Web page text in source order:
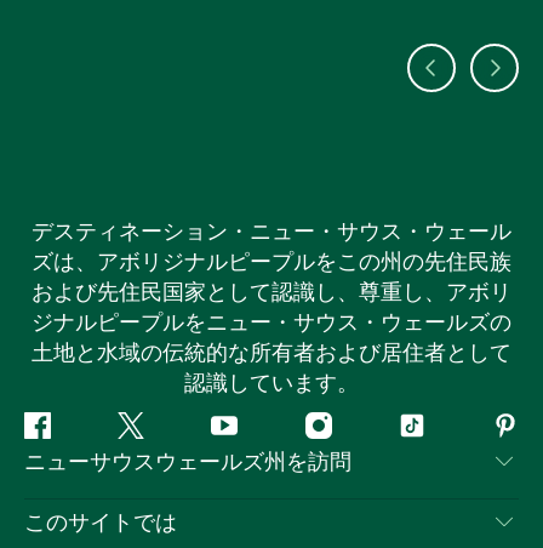
デスティネーション・ニュー・サウス・ウェール
ズは、アボリジナルピープルをこの州の先住民族
および先住民国家として認識し、尊重し、アボリ
ジナルピープルをニュー・サウス・ウェールズの
土地と水域の伝統的な所有者および居住者として
認識しています。
フ
ェ
ス
ツ
イ
タ
ユ
ー
イ
ン
テ
ピ
ン
レ
ニューサウスウェールズ州を訪問
お問い合わせ
このサイトでは